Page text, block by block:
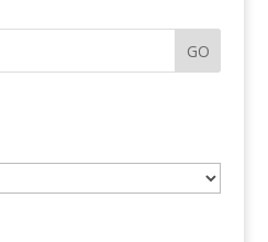
GO